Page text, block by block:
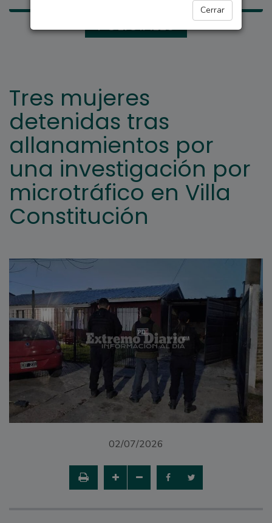
Cerrar
POLICIALES
Tres mujeres
detenidas tras
allanamientos por
una investigación por
microtráfico en Villa
Constitución
02/07/2026